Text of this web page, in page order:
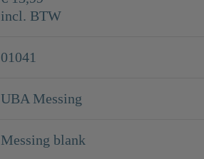
incl. BTW
01041
UBA Messing
Messing blank